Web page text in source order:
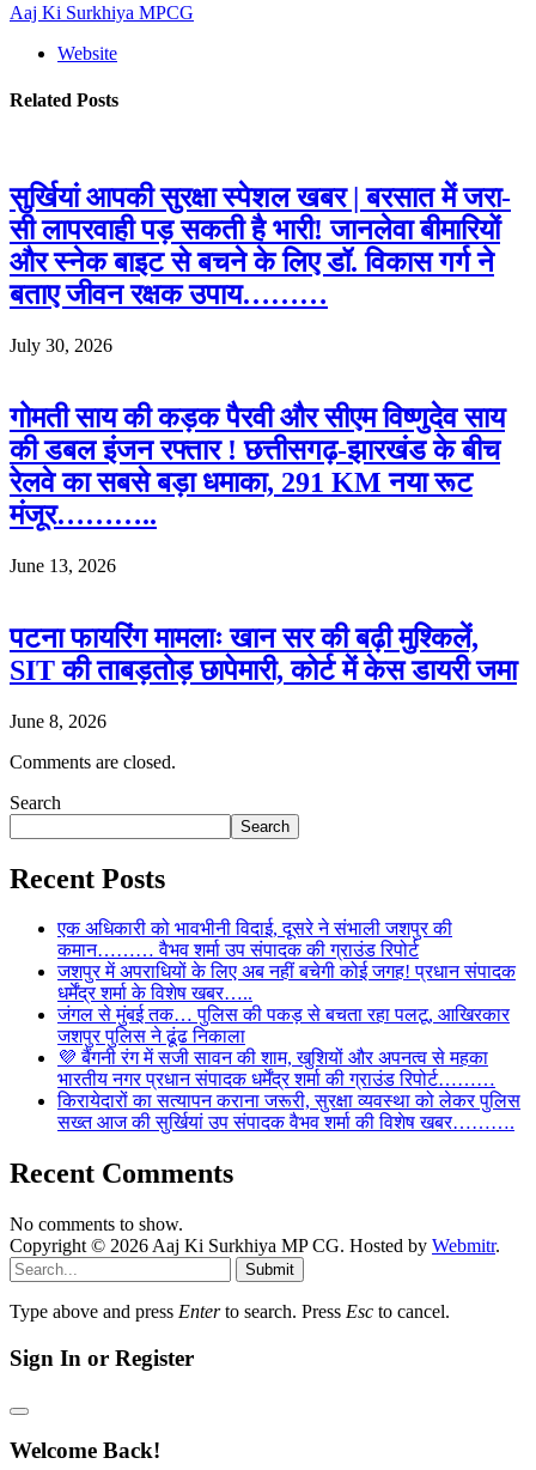
Aaj Ki Surkhiya MPCG
Website
Related Posts
सुर्खियां आपकी सुरक्षा स्पेशल खबर | बरसात में जरा-
सी लापरवाही पड़ सकती है भारी! जानलेवा बीमारियों
और स्नेक बाइट से बचने के लिए डॉ. विकास गर्ग ने
बताए जीवन रक्षक उपाय………
July 30, 2026
गोमती साय की कड़क पैरवी और सीएम विष्णुदेव साय
की डबल इंजन रफ्तार ! छत्तीसगढ़-झारखंड के बीच
रेलवे का सबसे बड़ा धमाका, 291 KM नया रूट
मंजूर………..
June 13, 2026
पटना फायरिंग मामलाः खान सर की बढ़ी मुश्किलें,
SIT की ताबड़तोड़ छापेमारी, कोर्ट में केस डायरी जमा
June 8, 2026
Comments are closed.
Search
Search
Recent Posts
एक अधिकारी को भावभीनी विदाई, दूसरे ने संभाली जशपुर की
कमान……… वैभव शर्मा उप संपादक की ग्राउंड रिपोर्ट
जशपुर में अपराधियों के लिए अब नहीं बचेगी कोई जगह! प्रधान संपादक
धर्मेंद्र शर्मा के विशेष खबर…..
जंगल से मुंबई तक… पुलिस की पकड़ से बचता रहा पलटू, आखिरकार
जशपुर पुलिस ने ढूंढ निकाला
💜 बैंगनी रंग में सजी सावन की शाम, खुशियों और अपनत्व से महका
भारतीय नगर प्रधान संपादक धर्मेंद्र शर्मा की ग्राउंड रिपोर्ट………
किरायेदारों का सत्यापन कराना जरूरी, सुरक्षा व्यवस्था को लेकर पुलिस
सख्त आज की सुर्खियां उप संपादक वैभव शर्मा की विशेष खबर……….
Recent Comments
No comments to show.
Copyright © 2026 Aaj Ki Surkhiya MP CG. Hosted by Webmitr.
Submit
Type above and press Enterto search. Press Esc to cancel.
Sign In or Register
Welcome Back!